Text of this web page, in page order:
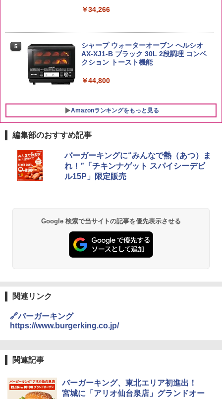
￥6,930
￥2,885
￥34,266
5
シャープ ウォーターオーブン ヘルシオ
AX-XJ1-B ブラック 30L 2段調理 コンベ
クション トースト機能
￥44,800
Amazonランキングをもっと見る
編集部のおすすめ記事
バーガーキングに“みんなで熱（あつ）ま
れ！”「チキンナゲット スパイシーデビ
ル15P」限定販売
Google 検索で当サイトの記事を優先表示させる
関連リンク
🔗バーガーキング
https://www.burgerking.co.jp/
関連記事
バーガーキング、東北エリア初進出！
宮城に「アリオ仙台泉店」グランドオー